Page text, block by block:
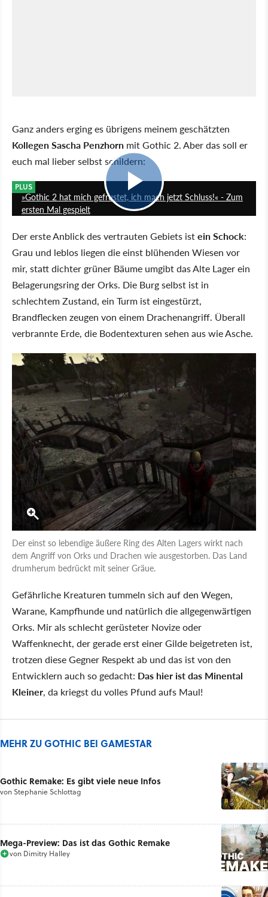
Ganz anders erging es übrigens meinem geschätzten
Kollegen Sascha Penzhorn mit Gothic 2. Aber das soll er
euch mal lieber selbst schildern:
PLUS
»Gothic 2 hat mich gefrustet, ich mach jetzt Schluss!« - Zum
ersten Mal gespielt
Der erste Anblick des vertrauten Gebiets istein Schock:
Grau und leblos liegen die einst blühenden Wiesen vor
mir, statt dichter grüner Bäume umgibt das Alte Lager ein
Belagerungsring der Orks. Die Burg selbst ist in
schlechtem Zustand, ein Turm ist eingestürzt,
Brandflecken zeugen von einem Drachenangriff. Überall
verbrannte Erde, die Bodentexturen sehen aus wie Asche.
Der einst so lebendige äußere Ring des Alten Lagers wirkt nach
dem Angriff von Orks und Drachen wie ausgestorben. Das Land
drumherum bedrückt mit seiner Gräue.
Gefährliche Kreaturen tummeln sich auf den Wegen,
Warane, Kampfhunde und natürlich die allgegenwärtigen
Orks. Mir als schlecht gerüsteter Novize oder
Waffenknecht, der gerade erst einer Gilde beigetreten ist,
trotzen diese Gegner Respekt ab und das ist von den
Entwicklern auch so gedacht: Das hier ist das Minental
Kleiner, da kriegst du volles Pfund aufs Maul!
MEHR ZU GOTHIC BEI GAMESTAR
Gothic Remake: Es gibt viele neue Infos
vonStephanie Schlottag
Mega-Preview: Das ist das Gothic Remake
von Dimitry Halley